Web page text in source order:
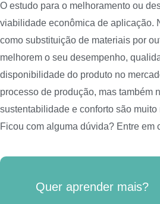
O estudo para o melhoramento ou
viabilidade econômica de aplicação.
como substituição de materiais por
melhorem o seu desempenho,
disponibilidade do produto no
processo de produção, mas também
sustentabilidade e conforto são
Ficou com alguma dúvida? Entre em
Quer aprender mais?